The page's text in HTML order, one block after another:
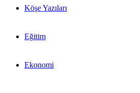
Köşe Yazıları
Eğitim
Ekonomi